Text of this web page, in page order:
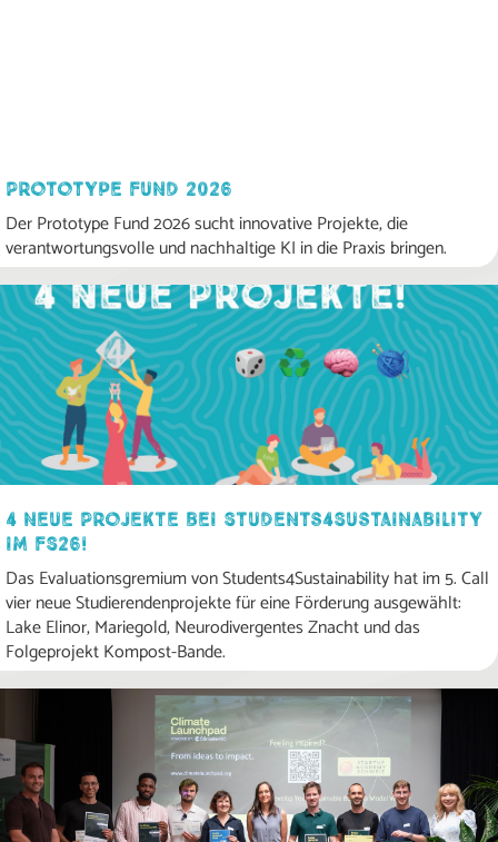
Prototype Fund 2026
Der Prototype Fund 2026 sucht innovative Projekte, die
verantwortungsvolle und nachhaltige KI in die Praxis bringen.
4 neue Projekte bei Students4Sustainability
im FS26!
Das Evaluationsgremium von Students4Sustainability hat im 5. Call
vier neue Studierendenprojekte für eine Förderung ausgewählt:
Lake Elinor, Mariegold, Neurodivergentes Znacht und das
Folgeprojekt Kompost-Bande.